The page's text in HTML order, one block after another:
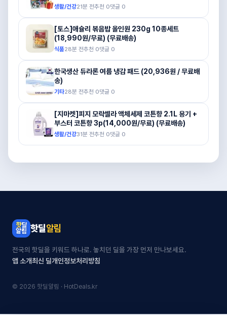
생활/건강21분 전추천 0댓글 0
[토스]애슐리 볶음밥 올인원 230g 10종세트
(18,990원/무료) (무료배송)
식품28분 전추천 0댓글 0
한국생산 듀라론 여름 냉감 패드 (20,936원 / 무료배
송)
기타28분 전추천 0댓글 0
[지마켓]피지 모락셀라 액체세제 코튼향 2.1L 용기 +
부스터 코튼향 3p(14,000원/무료) (무료배송)
생활/건강31분 전추천 0댓글 0
핫딜알림
전국의 핫딜을 키워드 하나로. 놓치던 딜을 가장 먼저 만나보세요.
앱 소개최신 딜개인정보처리방침
© 2026 핫딜알림 · HotDeals.kr